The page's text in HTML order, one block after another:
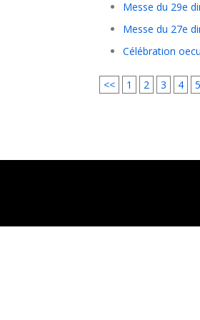
Messe du 29e
Messe du 27e
Célébration
<< 1 2 3 4 5